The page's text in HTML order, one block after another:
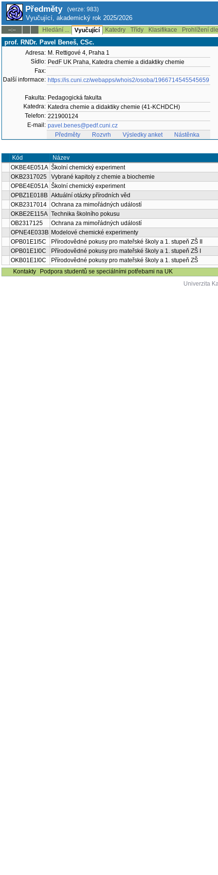
Předměty (verze: 983)
Vyučující, akademický rok 2025/2026
--:-- Hledání ... Vyučující Katedry Třídy Klasifikace Prohlížení
prof. RNDr. Pavel Beneš, CSc.
Adresa: M. Rettigové 4, Praha 1
Sídlo: PedF UK Praha, Katedra chemie a didaktiky chemie
Fax:
Další informace: https://is.cuni.cz/webapps/whois2/osoba/1966714545545659
Fakulta: Pedagogická fakulta
Katedra: Katedra chemie a didaktiky chemie (41-KCHDCH)
Telefon: 221900124
E-mail: pavel.benes@pedf.cuni.cz
Předměty
Rozvrh Výsledky anket Nástěnka
Kód
Název
OKBE4E051A Školní chemický experiment
OKB2317025
Vybrané kapitoly z chemie a biochemie
OPBE4E051A Školní chemický experiment
OPBZ1E018B Aktuální otázky přírodních věd
OKB2317014
Ochrana za mimořádných událostí
OKBE2E115A Technika školního pokusu
OB2317125
Ochrana za mimořádných událostí
OPNE4E033B Modelové chemické experimenty
OPB01E1I5C
Přírodovědné pokusy pro mateřské školy a 1. stupeň ZŠ II
OPB01E1I0C
Přírodovědné pokusy pro mateřské školy a 1. stupeň ZŠ I
OKB01E1I0C
Přírodovědné pokusy pro mateřské školy a 1. stupeň ZŠ
Kontakty
Podpora studentů se speciálními potřebami na UK
Univerzita